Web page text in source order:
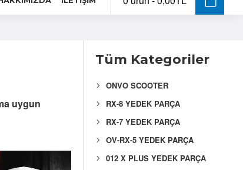
uygun
Tüm Kategoriler
ONVO SCOOTER
RX-8 YEDEK PARÇA
RX-7 YEDEK PARÇA
OV-RX-5 YEDEK PARÇA
012 X PLUS YEDEK PARÇA